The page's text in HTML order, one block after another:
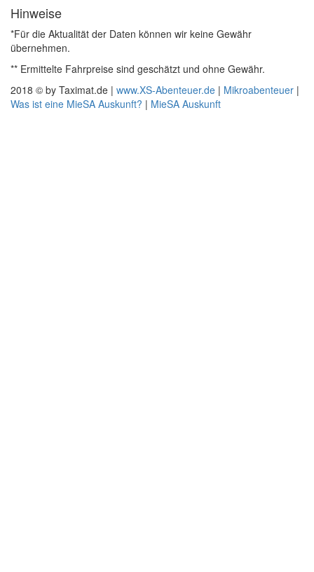
Hinweise
*Für die Aktualität der Daten können wir keine Gewähr
übernehmen.
** Ermittelte Fahrpreise sind geschätzt und ohne Gewähr.
2018 © by Taximat.de | www.XS-Abenteuer.de | Mikroabenteuer |
Was ist eine MieSA Auskunft? | MieSA Auskunft